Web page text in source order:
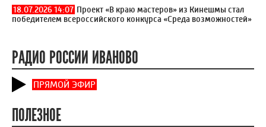
18.07.2026 14:07 Проект «В краю мастеров» из Кинешмы стал
победителем всероссийского конкурса «Среда возможностей»
РАДИО РОССИИ ИВАНОВО
ПРЯМОЙ ЭФИР
ПОЛЕЗНОЕ